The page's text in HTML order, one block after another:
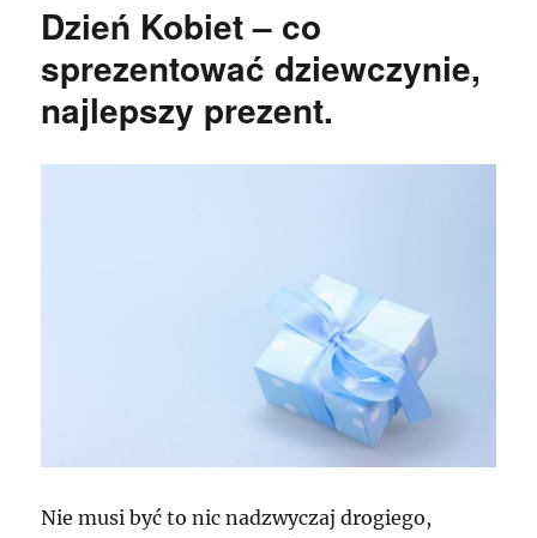
Dzień Kobiet – co
sprezentować dziewczynie,
najlepszy prezent.
Nie musi być to nic nadzwyczaj drogiego,